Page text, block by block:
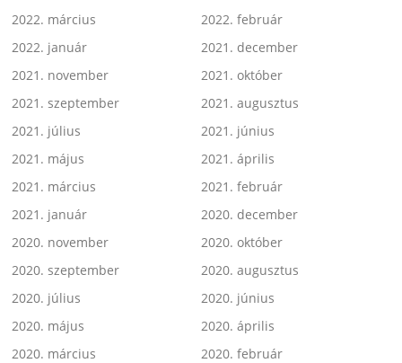
2022. március
2022. február
2022. január
2021. december
2021. november
2021. október
2021. szeptember
2021. augusztus
2021. július
2021. június
2021. május
2021. április
2021. március
2021. február
2021. január
2020. december
2020. november
2020. október
2020. szeptember
2020. augusztus
2020. július
2020. június
2020. május
2020. április
2020. március
2020. február